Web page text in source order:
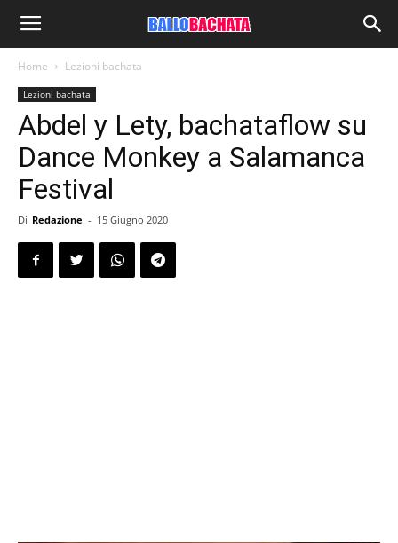
Home Lezioni bachata
Lezioni bachata
Abdel y Lety, bachataflow su
Dance Monkey a Salamanca
Festival
Di Redazione - 15 Giugno 2020